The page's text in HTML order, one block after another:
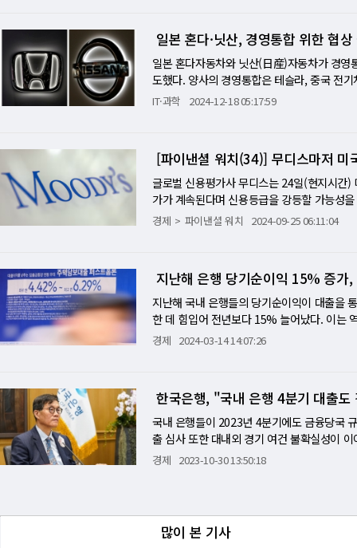
전쟁은 악화할 것이라고 경고하고 있다. 프
있을 만한 평화 협정을 맺었고 이란은 무력
됐다"고 말했다. 플린은 지난밤 미국 인디애
미쳤다고 분석했다. 미중간 무역갈등 완화
무역갈등과 관련, “나와 중국 시진핑(習近平
당 4213.3달러에 거래를 마쳤다. 장중 일시
을 보였다. 뉴욕증시는 지역은행인 자이언
격을 받았다. 두 은행의 주가는 10% 넘게 폭
재고가 전주보다 352만4000 배럴 증가했다
반니 스타우노보 애널리스트는 "이번 보고
면서 그 영향을 일부 상쇄했다. 하지만 원유
다. 프라이스퓨처스그룹의 필 플린 선임애
위기가 조성됐다”고 지적했다. 하지만 트럼
것은 국제유가 하락폭을 제한했다. IG의 토
에 원유 가격에 긍정적인 신호"라고 말했다
약세 등 영향으로 5거래일 연속 상승했다.
일본 혼다·닛산, 경영통합 위한 협상
일본 혼다자동차와 닛산(日産)자동차가 경
도했다. 양사의 경영통합은 테슬라, 중국 전
된다. 닛케이는 혼다와 닛산이 지주회사 체
최대의 자동차 기업 중 하나가 탄생하는 것
SA그룹과 합병해 스텔란티스를 만든 이후
을 위한 기초 작업을 시작했으며 지난 8월에
미쓰비시도 협력할 의향을 밝혔다. 혼다는
서 도요타 자동차에 이어 전 세계 시장에서
받아 전기차 분야에서 빠르게 시장을 확장
지가 약화돼왔다. 올해 초 이후 지난달까지
간 10.5% 줄었다. 닛산의 신용리스크를 보
년만에 최고수준으로 치솟았다. 양사의 합
은 3.6% 뛰었다. 닛산의 주가는 우치다 마
IT·과학 2024-12-18 05:17:59
[파이낸셜 워치(34)] 무디스마저 미
글로벌 신용평가사 무디스는 24일(현지시간
가가 계속된다며 신용등급을 강등할 가능성
분단이 지속돼 채무증가 등 재정악화에 제동
다. 실제로 무디스에 의한 등급도 최상위에
용위험이 없다고 여겨지는 미국채의 안전신
하지 않는 상황이 정치적 합의에 대한 장애
25년에 맞게 될 두 가지 기한에 맞춰져 있다.
대통령 후보인 도널드 트럼프 전 대통령이
정치적 분란으로 채무상한을 상향조정하지
스는 최종적으로는 미국 의회가 타결에 이를
수 없다. 민주당 대통령후보인 카멀라 해리
치의 네이션 시트 수석이코노미스트는 "어
화할 수 있다"고 분석했다. 주요7개국(G7)중
하지 않고 있다. 다만 대통령 선거와 의회 선
경제 파이낸셜 워치 2024-09-25 06:11:04
지난해 은행 당기순이익 15% 증가
지난해 국내 은행들의 당기순이익이 대출을
한 데 힘입어 전년보다 15% 늘어났다. 이는
장금리 하락에 따라 이자이익과 비이자이익
원)하고 있다. 국내은행 총자산순이익률
률(ROE)은 7.92%로 전년(7.42%) 보다
M) 확대에 따라 전년(55조9000억원) 대비 3
됐으며 순이자마진도 2022년 4분기를 고점
년(3조5000억원) 대비 2조4000억원
는 7000억원 증가했다. 국내은행의 대손비
는 대손충당금 산정방식 개선 등에 따른 대
경제 2024-03-14 14:07:26
한국은행, "국내 은행 4분기 대출
국내 은행들이 2023년 4분기에도 금융당국
출 심사 또한 대내외 경기 여건 불확실성이
발표한 금융기관 대출행태 설문 결과에 따
었음을 나타낸다. 다시 말하면 국내 은행의
화 기조를 보일 것이라는 전망이다. 차주별
경제 2023-10-30 13:50:18
많이 본 기사